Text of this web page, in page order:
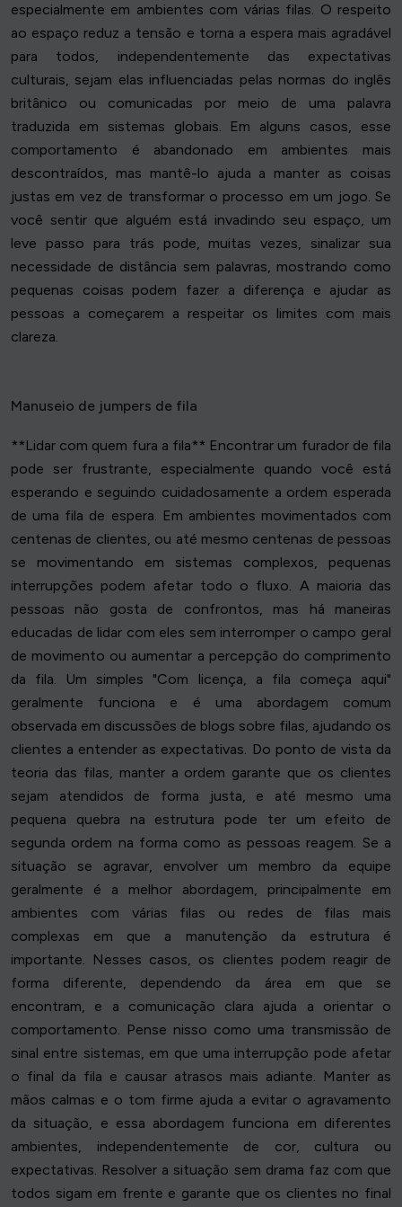
especialmente em ambientes com várias filas. O respeito
ao espaço reduz a tensão e torna a espera mais agradável
para todos, independentemente das expectativas
culturais, sejam elas influenciadas pelas normas do inglês
britânico ou comunicadas por meio de uma palavra
traduzida em sistemas globais. Em alguns casos, esse
comportamento é abandonado em ambientes mais
descontraídos, mas mantê-lo ajuda a manter as coisas
justas em vez de transformar o processo em um jogo. Se
você sentir que alguém está invadindo seu espaço, um
leve passo para trás pode, muitas vezes, sinalizar sua
necessidade de distância sem palavras, mostrando como
pequenas coisas podem fazer a diferença e ajudar as
pessoas a começarem a respeitar os limites com mais
clareza.
Manuseio de jumpers de fila
**Lidar com quem fura a fila** Encontrar um furador de fila
pode ser frustrante, especialmente quando você está
esperando e seguindo cuidadosamente a ordem esperada
de uma fila de espera. Em ambientes movimentados com
centenas de clientes, ou até mesmo centenas de pessoas
se movimentando em sistemas complexos, pequenas
interrupções podem afetar todo o fluxo. A maioria das
pessoas não gosta de confrontos, mas há maneiras
educadas de lidar com eles sem interromper o campo geral
de movimento ou aumentar a percepção do comprimento
da fila. Um simples "Com licença, a fila começa aqui"
geralmente funciona e é uma abordagem comum
observada em discussões de blogs sobre filas, ajudando os
clientes a entender as expectativas. Do ponto de vista da
teoria das filas, manter a ordem garante que os clientes
sejam atendidos de forma justa, e até mesmo uma
pequena quebra na estrutura pode ter um efeito de
segunda ordem na forma como as pessoas reagem. Se a
situação se agravar, envolver um membro da equipe
geralmente é a melhor abordagem, principalmente em
ambientes com várias filas ou redes de filas mais
complexas em que a manutenção da estrutura é
importante. Nesses casos, os clientes podem reagir de
forma diferente, dependendo da área em que se
encontram, e a comunicação clara ajuda a orientar o
comportamento. Pense nisso como uma transmissão de
sinal entre sistemas, em que uma interrupção pode afetar
o final da fila e causar atrasos mais adiante. Manter as
mãos calmas e o tom firme ajuda a evitar o agravamento
da situação, e essa abordagem funciona em diferentes
ambientes, independentemente de cor, cultura ou
expectativas. Resolver a situação sem drama faz com que
todos sigam em frente e garante que os clientes no final